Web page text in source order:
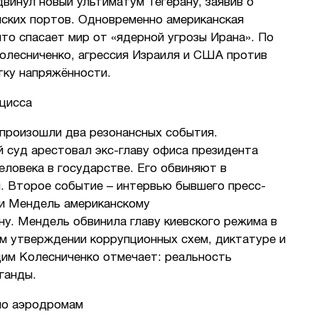
новый ультиматум Тегерану, заявив о
портов. Одновременно американская
спасает мир от «ядерной угрозы Ирана». По
агрессия Израиля и США против
напряжённости.
два резонансных события.
арестовал экс-главу офиса президента
в государстве. Его обвиняют в
Второе событие – интервью бывшего пресс-
Мендель американскому
Мендель обвинила главу киевского режима в
утверждении коррупционных схем, диктатуре и
Колесниченко отмечает: реальность
аэродромам